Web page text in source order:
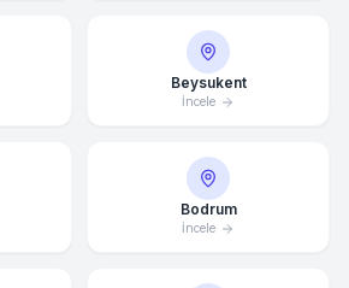
Beysukent
İncele
Bodrum
İncele